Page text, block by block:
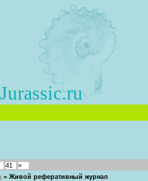
41
»
» Живой реферативный журнал